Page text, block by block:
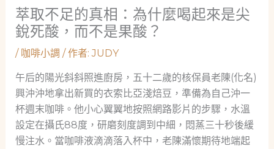
萃取不足的真相：為什麼喝起來是尖
銳死酸，而不是果酸？
/ 咖啡小調 / 作者:JUDY
午后的陽光斜斜照進廚房，五十二歲的核保員老陳(化名)
興沖沖地拿出新買的衣索比亞淺焙豆，準備為自己沖一
杯週末咖啡。他小心翼翼地按照網路影片的步驟，水溫
設定在攝氏88度，研磨刻度調到中細，悶蒸三十秒後緩
慢注水。當咖啡液滴滴落入杯中，老陳滿懷期待地端起